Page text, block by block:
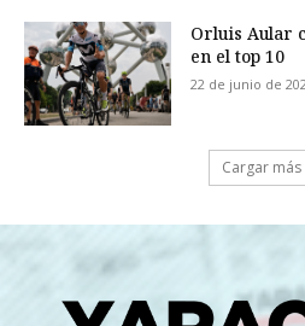
Orluis Aular
en el top 10
22 de junio de
Cargar más